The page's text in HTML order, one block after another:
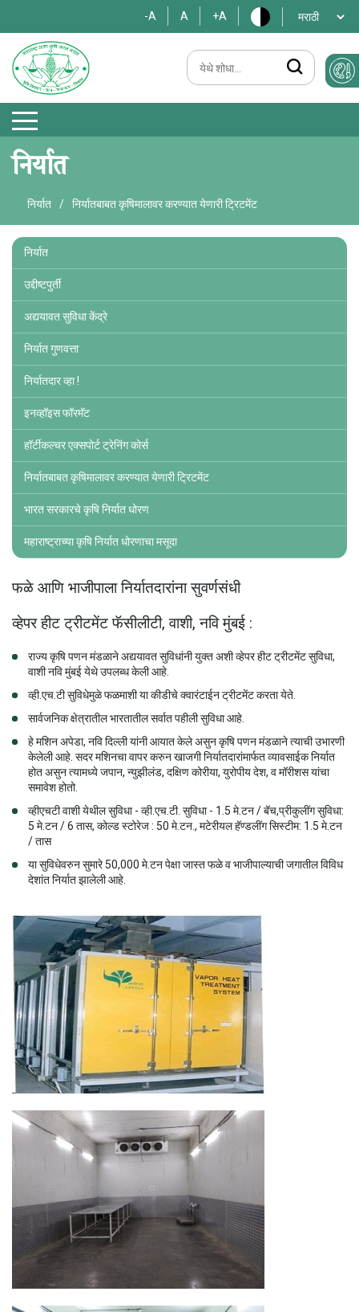
-A A +A
निर्यात
निर्यात / निर्यातबाबत कृषिमालावर करण्यात येणारी ट्रिटमेंट
निर्यात
उद्दीष्टपुर्ती
अद्ययावत सुविधा केंद्रे
निर्यात गुणवत्ता
निर्यातदार व्हा !
इनव्हॉइस फॉरमॅट
हॉर्टीकल्चर एक्सपोर्ट ट्रेनिंग कोर्स
निर्यातबाबत कृषिमालावर करण्यात येणारी ट्रिटमेंट
भारत सरकारचे कृषि निर्यात धोरण
महाराष्ट्राच्या कृषि निर्यात धोरणाचा मसूदा
फळे आणि भाजीपाला निर्यातदारांना सुवर्णसंधी
व्हेपर हीट ट्रीटमेंट फॅसीलीटी, वाशी, नवि मुंबई :
राज्य कृषि पणन मंडळाने अद्ययावत सुविधांनी युक्त अशी व्हेपर हीट ट्रीटमेंट सुविधा,
वाशी नवि मुंबई येथे उपलब्ध केली आहे.
व्ही.एच.टी सुविधेमुळे फळमाशी या कीडीचे क्वारंटाईन ट्रीटमेंट करता येते.
सार्वजनिक क्षेत्रातील भारतातील सर्वात पहीली सुविधा आहे.
हे मशिन अपेडा, नवि दिल्ली यांनी आयात केले असुन कृषि पणन मंडळाने त्याची उभारणी
केलेली आहे. सदर मशिनचा वापर करुन खाजगी निर्यातदारांमार्फत व्यावसाईक निर्यात
होत असुन त्यामध्ये जपान, न्युझीलंड, दक्षिण कोरीया, युरोपीय देश, व मॉरीशस यांचा
समावेश होतो.
व्हीएचटी वाशी येथील सुविधा - व्ही.एच.टी. सुविधा - 1.5 मे.टन / बॅच,प्रीकुलींग सुविधा:
5 मे.टन / 6 तास, कोल्ड स्टोरेज : 50 मे.टन., मटेरीयल हॅण्डलींग सिस्टीम: 1.5 मे.टन
/ तास
या सुविधेवरुन सुमारे 50,000 मे.टन पेक्षा जास्त फळे व भाजीपाल्याची जगातील विविध
देशांत निर्यात झालेली आहे.